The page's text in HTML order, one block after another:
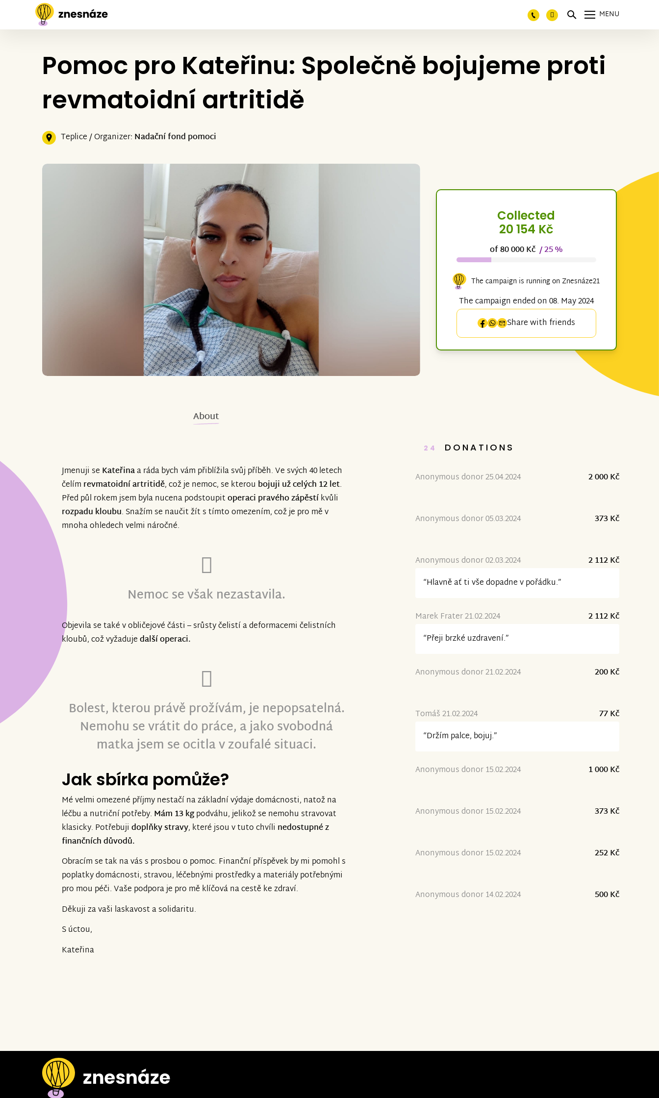
MENU
Pomoc pro Kateřinu: Společně bojujeme proti
revmatoidní artritidě
Teplice / Organizer: Nadační fond pomoci
Collected
20 154 Kč
of 80 000 Kč/ 25 %
The campaign is running on Znesnáze21
The campaign ended on 08. May 2024
Share with friends
About
Jmenuji se Kateřinaa ráda bych vám přiblížila svůj příběh. Ve svých 40 letech
čelím revmatoidní artritidě, což je nemoc, se kterou bojuji už celých 12 let.
Před půl rokem jsem byla nucena podstoupitoperaci pravého zápěstíkvůli
rozpadu kloubu. Snažím se naučit žít s tímto omezením, což je pro mě v
mnoha ohledech velmi náročné.
Nemoc se však nezastavila.
Objevila se také v obličejové části – srůsty čelistí a deformacemi čelistních
kloubů, což vyžadujedalší operaci.
Bolest, kterou právě prožívám, je nepopsatelná.
Nemohu se vrátit do práce, a jako svobodná
matka jsem se ocitla v zoufalé situaci.
Jak sbírka pomůže?
Mé velmi omezené příjmy nestačí na základní výdaje domácnosti, natož na
léčbu a nutriční potřeby. Mám 13 kgpodváhu, jelikož se nemohu stravovat
klasicky. Potřebuji doplňky stravy, které jsou v tuto chvíli nedostupné z
finančních důvodů.
Obracím se tak na vás s prosbou o pomoc. Finanční příspěvek by mi pomohl s
poplatky domácnosti, stravou, léčebnými prostředky a materiály potřebnými
pro mou péči. Vaše podpora je pro mě klíčová na cestě ke zdraví.
Děkuji za vaši laskavost a solidaritu.
S úctou,
Kateřina
24 DONATIONS
Anonymous donor 25.04.2024 2 000 Kč
Anonymous donor 05.03.2024 373 Kč
Anonymous donor 02.03.2024
2 112 Kč
“Hlavně ať ti vše dopadne v pořádku.”
Marek Frater 21.02.2024
2 112 Kč
“Přeji brzké uzdravení.”
Anonymous donor 21.02.2024 200 Kč
Tomáš 21.02.2024
77 Kč
“Držím palce, bojuj.”
Anonymous donor 15.02.2024 1 000 Kč
Anonymous donor 15.02.2024 373 Kč
Anonymous donor 15.02.2024 252 Kč
Anonymous donor 14.02.2024 500 Kč